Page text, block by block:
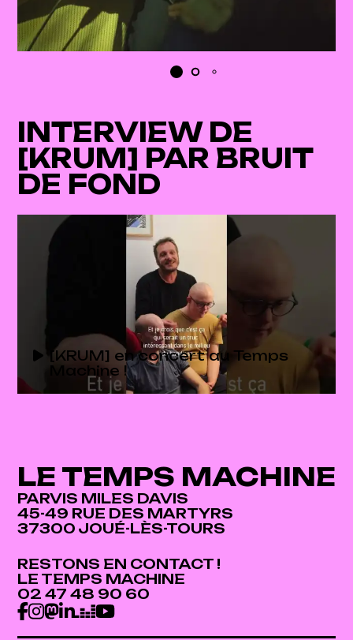
INTERVIEW DE
[KRUM] PAR BRUIT
DE FOND
[KRUM] en concert au Temps
Machine !
LE TEMPS MACHINE
PARVIS MILES DAVIS
45-49 RUE DES MARTYRS
37300 JOUÉ-LÈS-TOURS
RESTONS EN CONTACT !
LE TEMPS MACHINE
02 47 48 90 60
RESTONS EN CONTACT !
LE TEMPS MACHINE
02 47 48 90 60